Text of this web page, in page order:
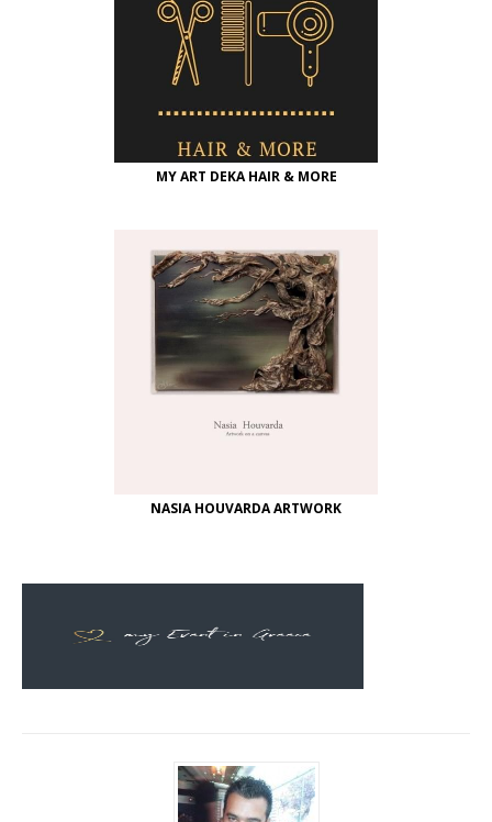
MY ART DEKA HAIR & MORE
NASIA HOUVARDA ARTWORK